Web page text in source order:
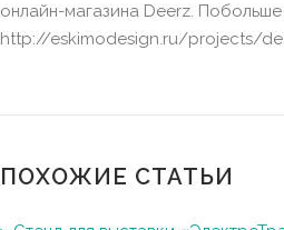
онлайн-магазина Deerz.
http://eskimodesign.ru/projects/
ПОХОЖИЕ СТАТЬИ